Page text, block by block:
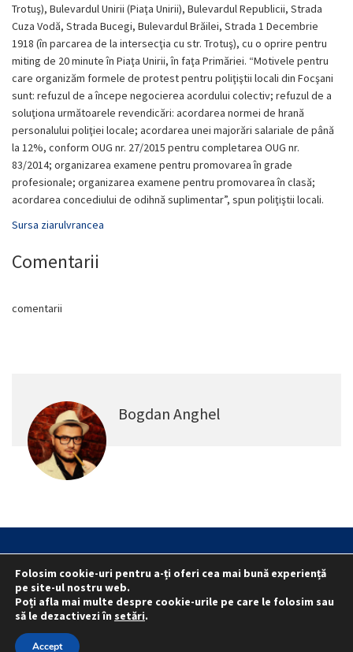
Trotuş), Bulevardul Unirii (Piaţa Unirii), Bulevardul Republicii, Strada
Cuza Vodă, Strada Bucegi, Bulevardul Brăilei, Strada 1 Decembrie
1918 (în parcarea de la intersecţia cu str. Trotuş), cu o oprire pentru
miting de 20 minute în Piaţa Unirii, în faţa Primăriei. “Motivele pentru
care organizăm formele de protest pentru poliţiştii locali din Focşani
sunt: refuzul de a începe negocierea acordului colectiv; refuzul de a
soluţiona următoarele revendicări: acordarea normei de hrană
personalului poliţiei locale; acordarea unei majorări salariale de până
la 12%, conform OUG nr. 27/2015 pentru completarea OUG nr.
83/2014; organizarea examene pentru promovarea în grade
profesionale; organizarea examene pentru promovarea în clasă;
acordarea concediului de odihnă suplimentar”, spun poliţiştii locali.
Sursa ziarulvrancea
Comentarii
comentarii
Bogdan Anghel
Statut
Reprezentativitate M.A.I.
Reprezentativitate I.G.P.R. și I.P.J.-uri
Politica folosirii cookie-urilor
Politica de confidențialitate
Folosim cookie-uri pentru a-ți oferi cea mai bună experiență
pe site-ul nostru web.
Poți afla mai multe despre cookie-urile pe care le folosim sau
să le dezactivezi în setări.
Accept